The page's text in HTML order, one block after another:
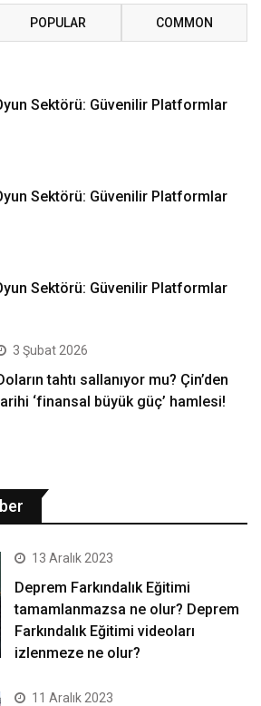
POPULAR COMMON
Sektörü: Güvenilir Platformlar
Sektörü: Güvenilir Platformlar
Sektörü: Güvenilir Platformlar
3 Şubat 2026
tahtı sallanıyor mu? Çin’den
‘finansal büyük güç’ hamlesi!
13 Aralık 2023
Deprem Farkındalık Eğitimi
tamamlanmazsa ne olur? Deprem
Farkındalık Eğitimi videoları
izlenmeze ne olur?
11 Aralık 2023